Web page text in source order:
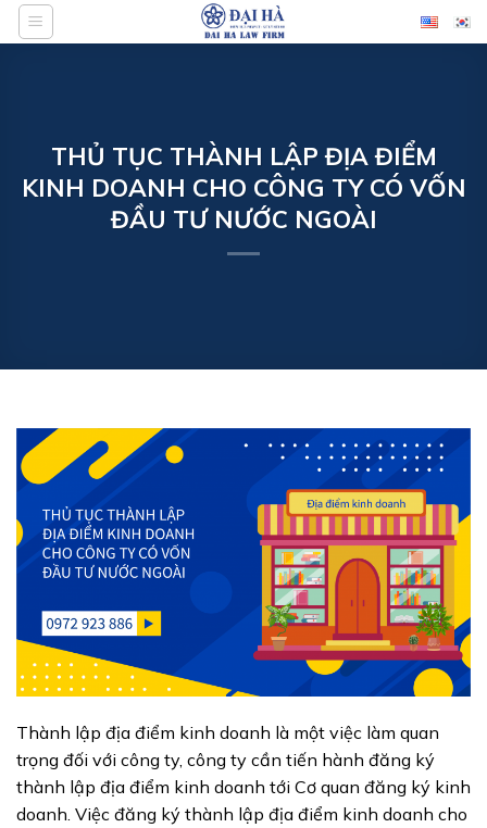
Bỏ
qua
THỦ TỤC THÀNH LẬP ĐỊA ĐIỂM
KINH DOANH CHO CÔNG TY CÓ VỐN
ĐẦU TƯ NƯỚC NGOÀI
Thành lập địa điểm kinh doanh là một việc làm quan
trọng đối với công ty, công ty cần tiến hành đăng ký
thành lập địa điểm kinh doanh tới Cơ quan đăng ký kinh
doanh. Việc đăng ký thành lập địa điểm kinh doanh cho